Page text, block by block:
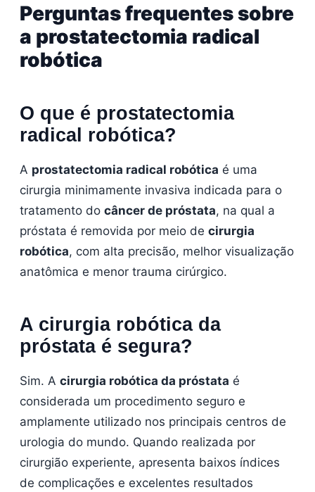
Perguntas frequentes sobre
a prostatectomia radical
robótica
O que é prostatectomia
radical robótica?
A prostatectomia radical robótica é uma
cirurgia minimamente invasiva indicada para o
tratamento do câncer de próstata, na qual a
próstata é removida por meio de cirurgia
robótica, com alta precisão, melhor visualização
anatômica e menor trauma cirúrgico.
A cirurgia robótica da
próstata é segura?
Sim. A cirurgia robótica da próstata é
considerada um procedimento seguro e
amplamente utilizado nos principais centros de
urologia do mundo. Quando realizada por
cirurgião experiente, apresenta baixos índices
de complicações e excelentes resultados